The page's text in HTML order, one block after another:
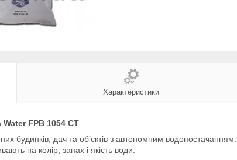
Характеристики
FPB 1054 CT
будинків, дач та об’єктів з автономним
на колір, запах і якість води.